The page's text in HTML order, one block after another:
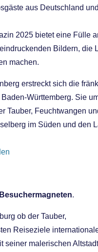
aus Deutschland
2025 bietet eine Fülle
Bildern, die
machen.
erstreckt sich die
Württemberg. Sie
Tauber, Feuchtwangen
im Süden und den
.
ob der Tauber,
Reiseziele
seiner malerischen Altstadt